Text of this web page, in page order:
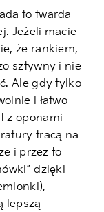
to twarda
Jeżeli macie
że rankiem,
sztywny i nie
Ale gdy tylko
i łatwo
z oponami
tracą na
i przez to
dzięki
lepszą